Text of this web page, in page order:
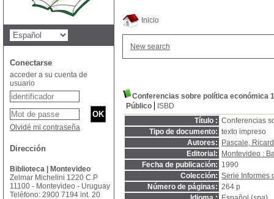
Inicio
New search
Conferencias sobre política económica
Público
ISBD
Título : Conferencias
Tipo de documento: texto impreso
Autores:
Pascale,
Editorial:
Montevideo :
Fecha de publicación: 1990
Colección: Serie Informes
Número de páginas: 264 p
Conectarse
acceder a su cuenta de
usuario
Olvidé mi contraseña
Dirección
Biblioteca | Montevideo
Zelmar Michelini 1220 C.P
11100 - Montevideo - Uruguay
Teléfono: 2900 7194 int. 20